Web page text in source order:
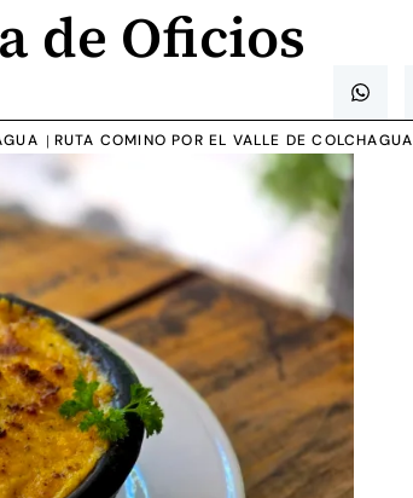
de Oficios
| RUTA COMINO POR EL VALLE DE COLCHAGUA